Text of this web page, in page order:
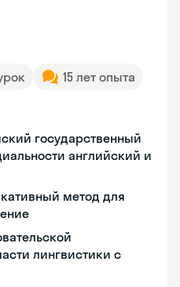
15 лет опыта
государственный
английский и
метод для
лингвистики с